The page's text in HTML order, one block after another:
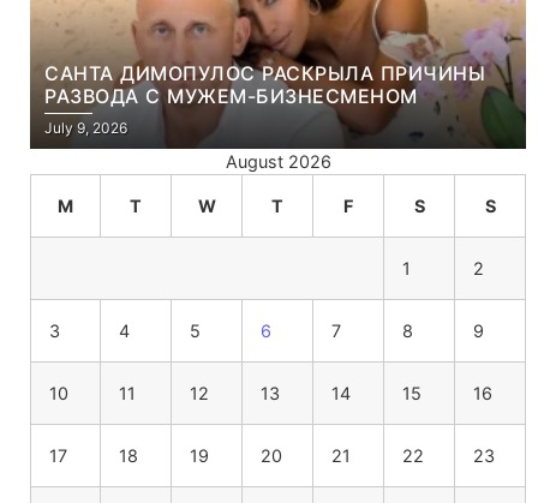
САНТА ДИМОПУЛОС РАСКРЫЛА ПРИЧИНЫ
РАЗВОДА С МУЖЕМ-БИЗНЕСМЕНОМ
July 9, 2026
August 2026
M T W T F S S
1 2
3 4 5 6 7 8 9
10 11 12 13 14 15 16
17 18 19 20 21 22 23